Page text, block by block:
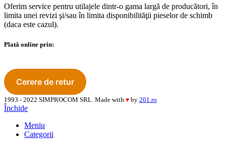
Oferim service pentru utilajele dintr-o gama largă de producători, în
limita unei revizi şi/sau în limita disponibilităţii pieselor de schimb
(daca este cazul).
Plată online prin:
1993 - 2022 SIMPROCOM SRL. Made with ♥ by 201.ro
Închide
Meniu
Categorii